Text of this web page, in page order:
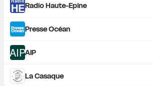
HERadio Haute-Epine
Presse Océan
AIPAIP
La Casaque